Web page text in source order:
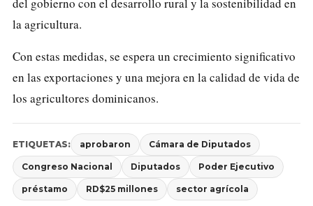
la agricultura.
Con estas medidas, se espera un crecimiento significativo
en las exportaciones y una mejora en la calidad de vida de
los agricultores dominicanos.
ETIQUETAS: aprobaron Cámara de Diputados
Congreso Nacional Diputados Poder Ejecutivo
préstamo RD$25 millones sector agrícola